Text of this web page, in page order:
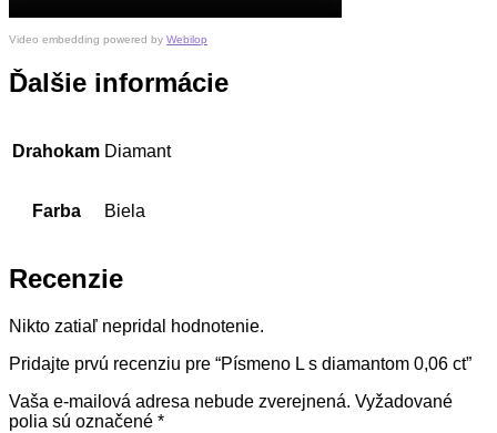
Video embedding powered by Webilop
Ďalšie informácie
Drahokam Diamant
Farba Biela
Recenzie
Nikto zatiaľ nepridal hodnotenie.
Pridajte prvú recenziu pre “Písmeno L s diamantom 0,06 ct”
Vaša e-mailová adresa nebude zverejnená. Vyžadované
polia sú označené *